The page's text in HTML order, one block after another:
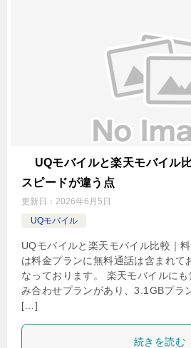
UQモバイルと楽天モバイル
スピードが違う点
更新日： 2026年6月5日
UQモバイル
UQモバイルと楽天モバイル比較｜
は料金プランに無料通話は含まれて
なっております。 楽天モバイルに
み合わせプランがあり、3.1GBプラ
[…]
続きを読む